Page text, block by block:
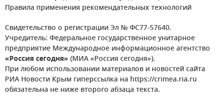
Правила применения рекомендательных технологий
Свидетельство о регистрации Эл № ФС77-57640.
Учредитель: Федеральное государственное унитарное
предприятие Международное информационное агентство
«Россия сегодня» (МИА «Россия сегодня»).
При любом использовании материалов и новостей сайта
РИА Новости Крым гиперссылка на https://crimea.ria.ru
обязательна не ниже второго абзаца текста.